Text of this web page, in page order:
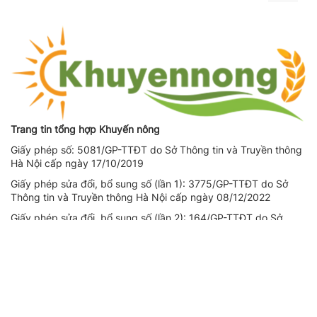
Trang tin tổng hợp Khuyến nông
Giấy phép số: 5081/GP-TTĐT do Sở Thông tin và Truyền thông
Hà Nội cấp ngày 17/10/2019
Giấy phép sửa đổi, bổ sung số (lần 1): 3775/GP-TTĐT do Sở
Thông tin và Truyền thông Hà Nội cấp ngày 08/12/2022
Giấy phép sửa đổi, bổ sung số (lần 2): 164/GP-TTĐT do Sở